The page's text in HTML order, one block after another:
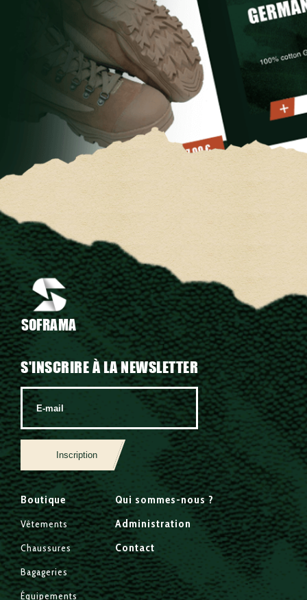
SOFRAMA
S'INSCRIRE À LA NEWSLETTER
Inscription
Boutique
Vêtements
Chaussures
Bagageries
Équipements
Qui sommes-nous ?
Administration
Contact